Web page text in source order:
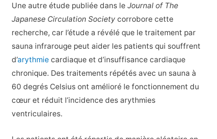
Une autre étude publiée dans le Journal of The
Japanese Circulation Societycorrobore cette
recherche, car l’étude a révélé que le traitement par
sauna infrarouge peut aider les patients qui souffrent
d’arythmiecardiaque et d’insuffisance cardiaque
chronique. Des traitements répétés avec un sauna à
60 degrés Celsius ont amélioré le fonctionnement du
cœur et réduit l’incidence des arythmies
ventriculaires.